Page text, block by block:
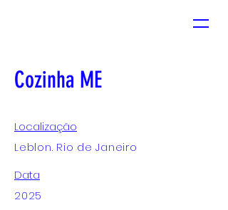
Cozinha ME
Localização
Leblon. Rio de Janeiro
Data
2025